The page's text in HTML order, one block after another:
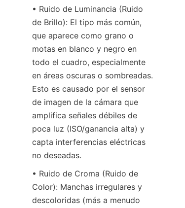
• Ruido de Luminancia (Ruido
de Brillo): El tipo más común,
que aparece como grano o
motas en blanco y negro en
todo el cuadro, especialmente
en áreas oscuras o sombreadas.
Esto es causado por el sensor
de imagen de la cámara que
amplifica señales débiles de
poca luz (ISO/ganancia alta) y
capta interferencias eléctricas
no deseadas.
• Ruido de Croma (Ruido de
Color): Manchas irregulares y
descoloridas (más a menudo